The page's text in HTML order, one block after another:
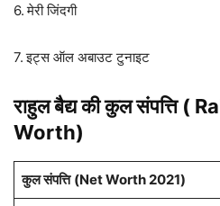
6. मेरी जिंदगी
7. इट्स ऑल अबाउट टुनाइट
राहुल बैद्य की कुल संपत्ति (
Worth)
कुल संपत्ति (Net Worth 2021)